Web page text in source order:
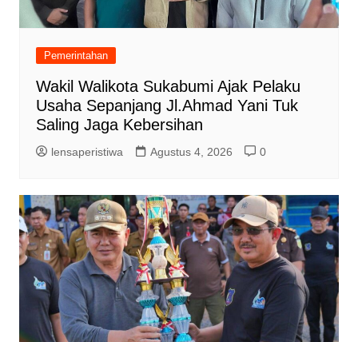
Pemerintahan
Wakil Walikota Sukabumi Ajak Pelaku
Usaha Sepanjang Jl.Ahmad Yani Tuk
Saling Jaga Kebersihan
lensaperistiwa Agustus 4, 2026 0